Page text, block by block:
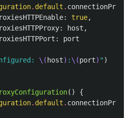
. default .
: true,
: host ,
:
port
\( host) : \(port) " )
()
{
. default .